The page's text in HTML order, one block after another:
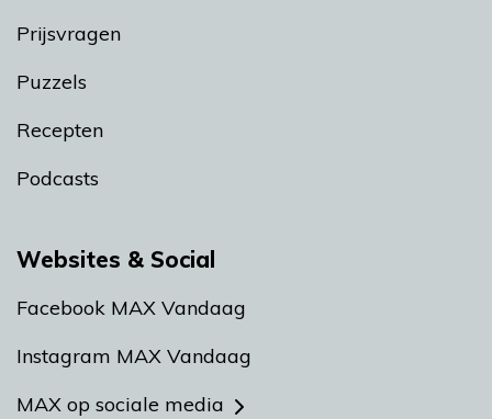
Prijsvragen
Puzzels
Recepten
Podcasts
Websites & Social
Facebook MAX Vandaag
Instagram MAX Vandaag
MAX op sociale media